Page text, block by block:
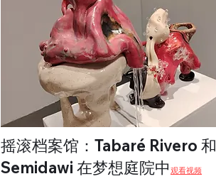
摇滚档案馆：Tabaré Rivero 和
Semidawi 在梦想庭院中 观看视频